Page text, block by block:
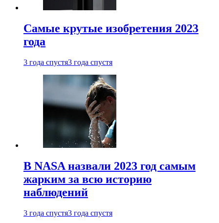
Самые крутые изобретения 2023
года
3 года спустя3 года спустя
В NASA назвали 2023 год самым
жарким за всю историю
наблюдений
3 года спустя3 года спустя